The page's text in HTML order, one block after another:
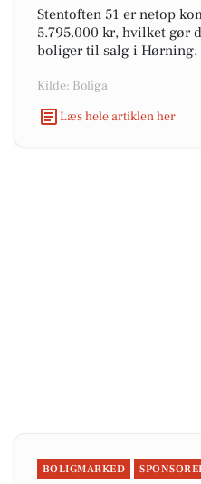
Stentoften 51 er netop
5.795.000 kr, hvilket gør
boliger til salg i Hørning.
Kilde: Boliga
Læs hele artiklen her
BOLIGMARKED